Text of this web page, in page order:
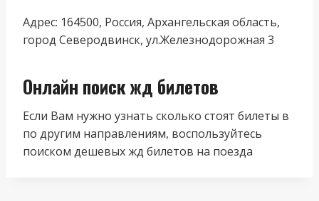
Адрес: 164500, Россия, Архангельская область,
город Северодвинск, ул.Железнодорожная 3
Онлайн поиск жд билетов
Если Вам нужно узнать сколько стоят билеты в
по другим направлениям, воспользуйтесь
поиском дешевых жд билетов на поезда